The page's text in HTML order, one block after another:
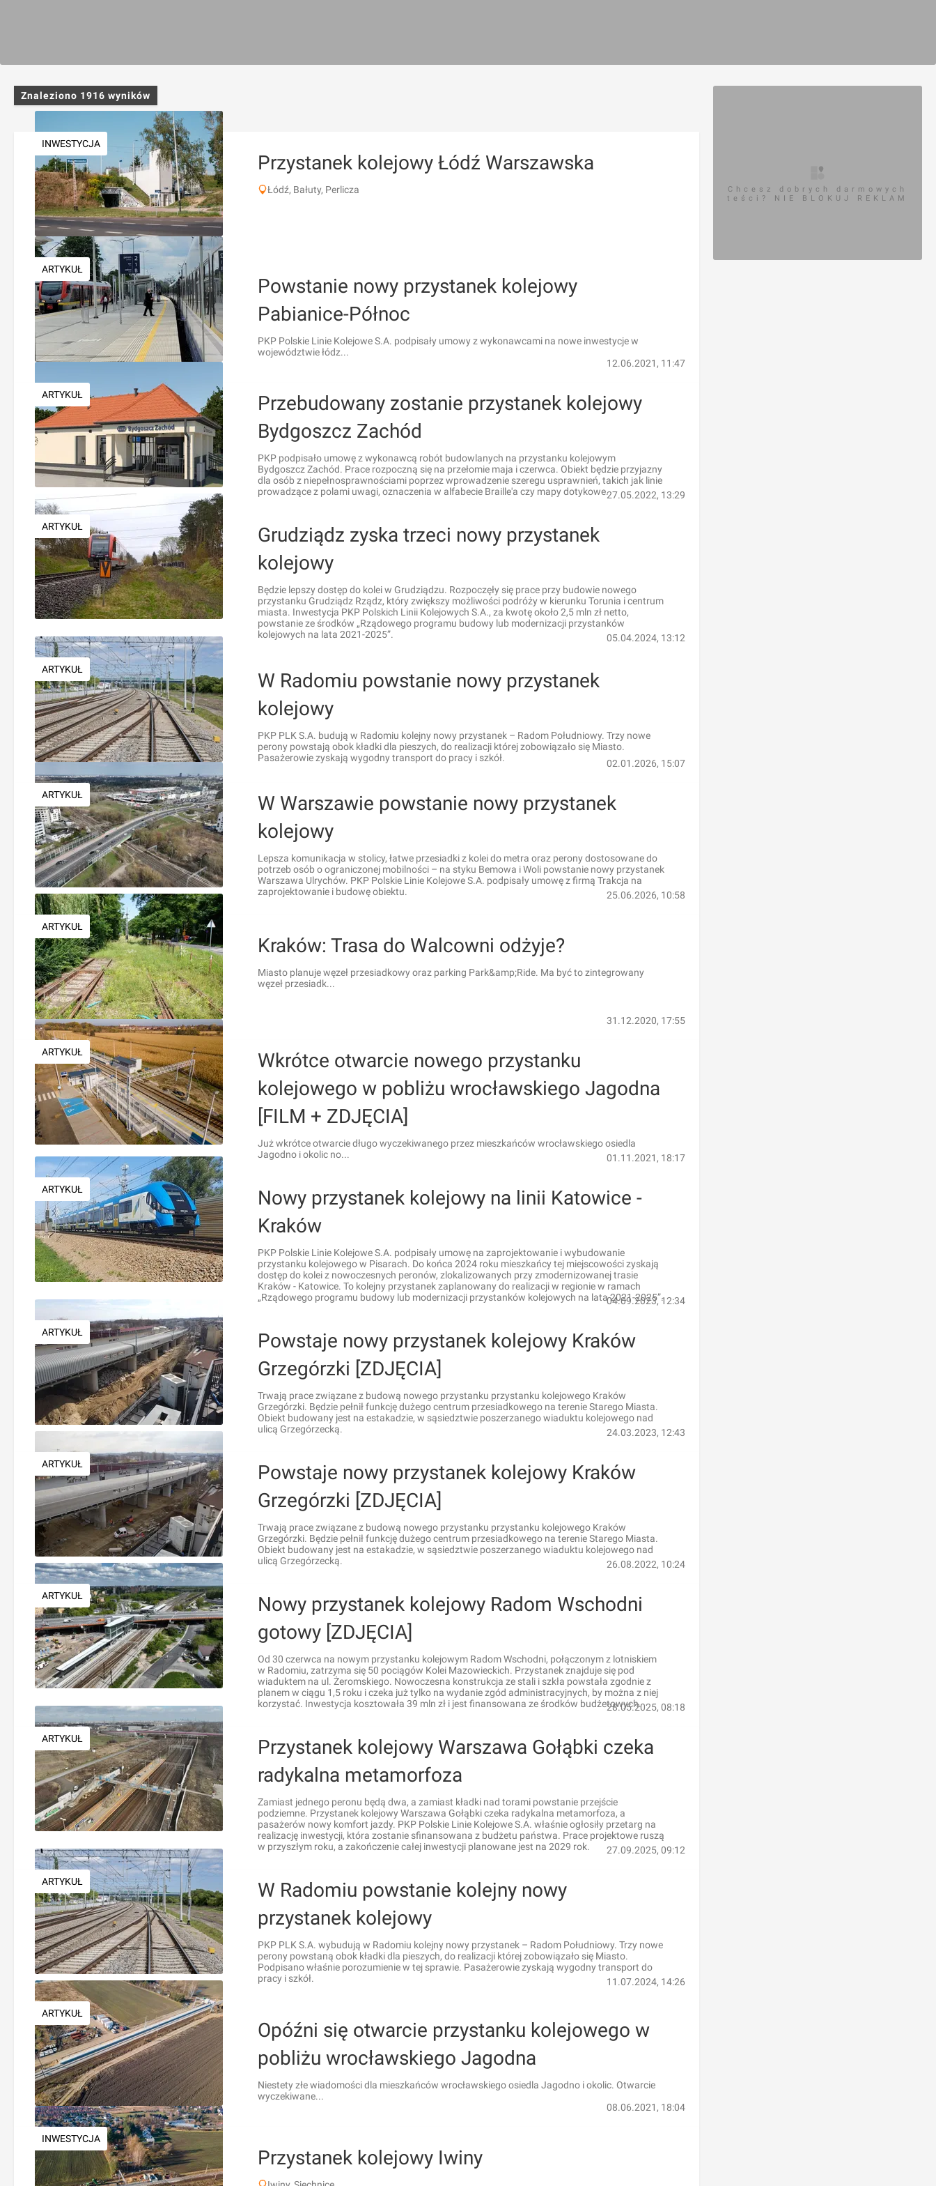
Znaleziono 1916 wyników
INWESTYCJA
Przystanek kolejowy Łódź Warszawska
Łódź, Bałuty, Perlicza
ARTYKUŁ
Powstanie nowy przystanek kolejowy
Pabianice-Północ
PKP Polskie Linie Kolejowe S.A. podpisały umowy z wykonawcami na nowe inwestycje w
województwie łódz...
12.06.2021, 11:47
ARTYKUŁ
Przebudowany zostanie przystanek kolejowy
Bydgoszcz Zachód
PKP podpisało umowę z wykonawcą robót budowlanych na przystanku kolejowym
Bydgoszcz Zachód. Prace rozpoczną się na przełomie maja i czerwca. Obiekt będzie przyjazny
dla osób z niepełnosprawnościami poprzez wprowadzenie szeregu usprawnień, takich jak linie
prowadzące z polami uwagi, oznaczenia w alfabecie Braille'a czy mapy dotykowe.27.05.2022, 13:29
ARTYKUŁ
Grudziądz zyska trzeci nowy przystanek
kolejowy
Będzie lepszy dostęp do kolei w Grudziądzu. Rozpoczęły się prace przy budowie nowego
przystanku Grudziądz Rządz, który zwiększy możliwości podróży w kierunku Torunia i centrum
miasta. Inwestycja PKP Polskich Linii Kolejowych S.A., za kwotę około 2,5 mln zł netto,
powstanie ze środków „Rządowego programu budowy lub modernizacji przystanków
kolejowych na lata 2021-2025”.
05.04.2024, 13:12
ARTYKUŁ
W Radomiu powstanie nowy przystanek
kolejowy
PKP PLK S.A. budują w Radomiu kolejny nowy przystanek – Radom Południowy. Trzy nowe
perony powstają obok kładki dla pieszych, do realizacji której zobowiązało się Miasto.
Pasażerowie zyskają wygodny transport do pracy i szkół.
02.01.2026, 15:07
ARTYKUŁ
W Warszawie powstanie nowy przystanek
kolejowy
Lepsza komunikacja w stolicy, łatwe przesiadki z kolei do metra oraz perony dostosowane do
potrzeb osób o ograniczonej mobilności – na styku Bemowa i Woli powstanie nowy przystanek
Warszawa Ulrychów. PKP Polskie Linie Kolejowe S.A. podpisały umowę z firmą Trakcja na
zaprojektowanie i budowę obiektu.
25.06.2026, 10:58
ARTYKUŁ
Kraków: Trasa do Walcowni odżyje?
Miasto planuje węzeł przesiadkowy oraz parking Park&amp;Ride. Ma być to zintegrowany
węzeł przesiadk...
31.12.2020, 17:55
ARTYKUŁ
Wkrótce otwarcie nowego przystanku
kolejowego w pobliżu wrocławskiego Jagodna
[FILM + ZDJĘCIA]
Już wkrótce otwarcie długo wyczekiwanego przez mieszkańców wrocławskiego osiedla
Jagodno i okolic no...
01.11.2021, 18:17
ARTYKUŁ
Nowy przystanek kolejowy na linii Katowice -
Kraków
PKP Polskie Linie Kolejowe S.A. podpisały umowę na zaprojektowanie i wybudowanie
przystanku kolejowego w Pisarach. Do końca 2024 roku mieszkańcy tej miejscowości zyskają
dostęp do kolei z nowoczesnych peronów, zlokalizowanych przy zmodernizowanej trasie
Kraków - Katowice. To kolejny przystanek zaplanowany do realizacji w regionie w ramach
„Rządowego programu budowy lub modernizacji przystanków kolejowych na lata 2021-2025”.
04.09.2023, 12:34
ARTYKUŁ
Powstaje nowy przystanek kolejowy Kraków
Grzegórzki [ZDJĘCIA]
Trwają prace związane z budową nowego przystanku przystanku kolejowego Kraków
Grzegórzki. Będzie pełnił funkcję dużego centrum przesiadkowego na terenie Starego Miasta.
Obiekt budowany jest na estakadzie, w sąsiedztwie poszerzanego wiaduktu kolejowego nad
ulicą Grzegórzecką.
24.03.2023, 12:43
ARTYKUŁ
Powstaje nowy przystanek kolejowy Kraków
Grzegórzki [ZDJĘCIA]
Trwają prace związane z budową nowego przystanku przystanku kolejowego Kraków
Grzegórzki. Będzie pełnił funkcję dużego centrum przesiadkowego na terenie Starego Miasta.
Obiekt budowany jest na estakadzie, w sąsiedztwie poszerzanego wiaduktu kolejowego nad
ulicą Grzegórzecką.
26.08.2022, 10:24
ARTYKUŁ
Nowy przystanek kolejowy Radom Wschodni
gotowy [ZDJĘCIA]
Od 30 czerwca na nowym przystanku kolejowym Radom Wschodni, połączonym z lotniskiem
w Radomiu, zatrzyma się 50 pociągów Kolei Mazowieckich. Przystanek znajduje się pod
wiaduktem na ul. Żeromskiego. Nowoczesna konstrukcja ze stali i szkła powstała zgodnie z
planem w ciągu 1,5 roku i czeka już tylko na wydanie zgód administracyjnych, by można z niej
korzystać. Inwestycja kosztowała 39 mln zł i jest finansowana ze środków budżetowych.28.05.2025, 08:18
ARTYKUŁ
Przystanek kolejowy Warszawa Gołąbki czeka
radykalna metamorfoza
Zamiast jednego peronu będą dwa, a zamiast kładki nad torami powstanie przejście
podziemne. Przystanek kolejowy Warszawa Gołąbki czeka radykalna metamorfoza, a
pasażerów nowy komfort jazdy. PKP Polskie Linie Kolejowe S.A. właśnie ogłosiły przetarg na
realizację inwestycji, która zostanie sfinansowana z budżetu państwa. Prace projektowe ruszą
w przyszłym roku, a zakończenie całej inwestycji planowane jest na 2029 rok.
27.09.2025, 09:12
ARTYKUŁ
W Radomiu powstanie kolejny nowy
przystanek kolejowy
PKP PLK S.A. wybudują w Radomiu kolejny nowy przystanek – Radom Południowy. Trzy nowe
perony powstaną obok kładki dla pieszych, do realizacji której zobowiązało się Miasto.
Podpisano właśnie porozumienie w tej sprawie. Pasażerowie zyskają wygodny transport do
pracy i szkół.
11.07.2024, 14:26
ARTYKUŁ
Opóźni się otwarcie przystanku kolejowego w
pobliżu wrocławskiego Jagodna
Niestety złe wiadomości dla mieszkańców wrocławskiego osiedla Jagodno i okolic. Otwarcie
wyczekiwane...
08.06.2021, 18:04
INWESTYCJA
Przystanek kolejowy Iwiny
Chcesz dobrych darmowych
teści? NIE BLOKUJ REKLAM